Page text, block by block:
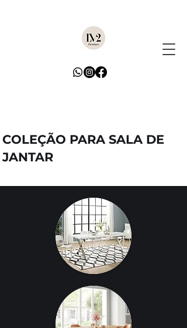
COLEÇÃO PARA SALA DE
JANTAR